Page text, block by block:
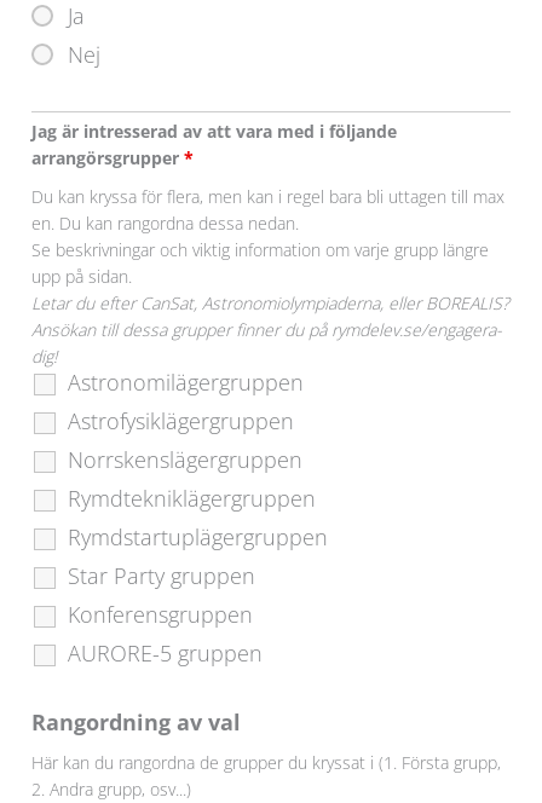
Ja
Nej
Jag är intresserad av att vara med i följande
arrangörsgrupper*
Astronomilägergruppen
Astrofysiklägergruppen
Norrskenslägergruppen
Rymdtekniklägergruppen
Rymdstartuplägergruppen
Star Party gruppen
Konferensgruppen
AURORE-5 gruppen
Du kan kryssa för flera, men kan i regel bara bli uttagen till max
en. Du kan rangordna dessa nedan.
Se beskrivningar och viktig information om varje grupp längre
upp på sidan.
Letar du efter CanSat, Astronomiolympiaderna, eller BOREALIS?
Ansökan till dessa grupper finner du på rymdelev.se/engagera-
dig!
Rangordning av val
Här kan du rangordna de grupper du kryssat i (1. Första grupp,
2. Andra grupp, osv...)